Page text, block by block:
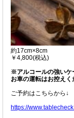
約17cm×8cm
￥4,800(税込)
※アルコールの強いケ
お車の運転はお控えく
ご予約はこちらから↓
https://